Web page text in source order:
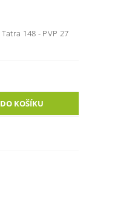
148 - PVP 27